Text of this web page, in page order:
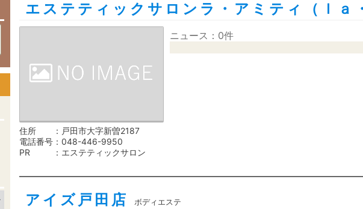
エステティックサロンラ・アミティ（ｌａ
住所
戸田市大字新曽2187
電話番号
048-446-9950
PR
エステティックサロン
ニュース：0件
アイズ戸田店 ボディエステ